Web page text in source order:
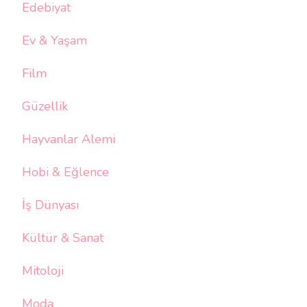
Edebiyat
Ev & Yaşam
Film
Güzellik
Hayvanlar Alemi
Hobi & Eğlence
İş Dünyası
Kültür & Sanat
Mitoloji
Moda